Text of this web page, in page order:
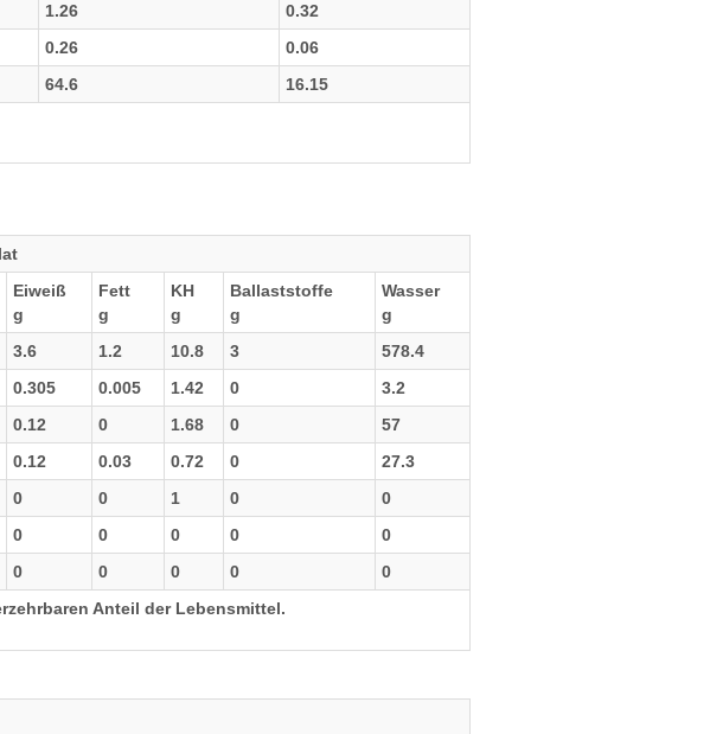
1.26
0.32
0.26
0.06
64.6
16.15
Eiweiß
g
Fett
g
KH
g
Ballaststoffe
g
Wasser
g
3.6 1.2 10.8 3
578.4
0.305 0.005 1.42 0
3.2
0.12 0 1.68 0
57
0.12 0.03 0.72 0
27.3
0 0 1 0
0
0 0 0 0
0
0 0 0 0
0
Anteil der Lebensmittel.